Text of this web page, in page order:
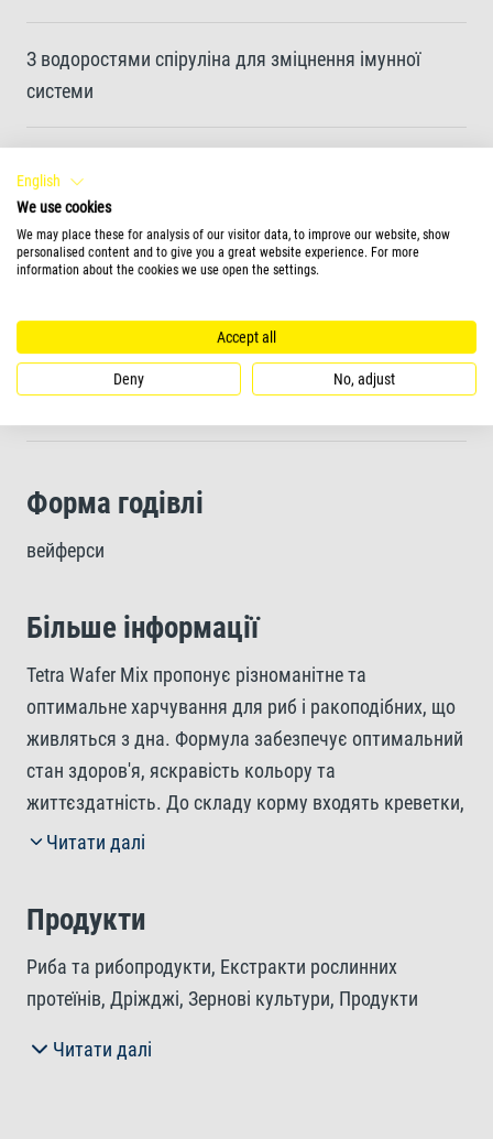
З водоростями спіруліна для зміцнення імунної
системи
Чиста вода та покращена якість води завдяки
легкому в поїданні та легкозасвоюваному корму
Унікальна рецептура та високоякісні інгредієнти без
барвників і консервантів забезпечують
Форма годівлі
вейферси
Більше інформації
Tetra Wafer Mix пропонує різноманітне та
оптимальне харчування для риб і ракоподібних, що
живляться з дна. Формула забезпечує оптимальний
стан здоров'я, яскравість кольору та
життєздатність. До складу корму входять креветки,
білок яких містить незамінні амінокислоти, які
систему риб. Tetra Wafer Mix швидко опускається на
дно, що робить його особливо ідеальним для риб,
які мешкають на дні, таких як сомики, панцирні
розм'якшуються, але не розчиняються,
Читати далі
Продукти
Риба та рибопродукти, Екстракти рослинних
протеїнів, Дріжджі, Зернові культури, Продукти
(Креветкова мука 3,7%), Водорості (Спіруліна 1,7%),
Читати далі
English
We use cookies
We may place these for analysis of our visitor data, to improve our website, show
personalised content and to give you a great website experience. For more
information about the cookies we use open the settings.
Accept all
Deny No, adjust